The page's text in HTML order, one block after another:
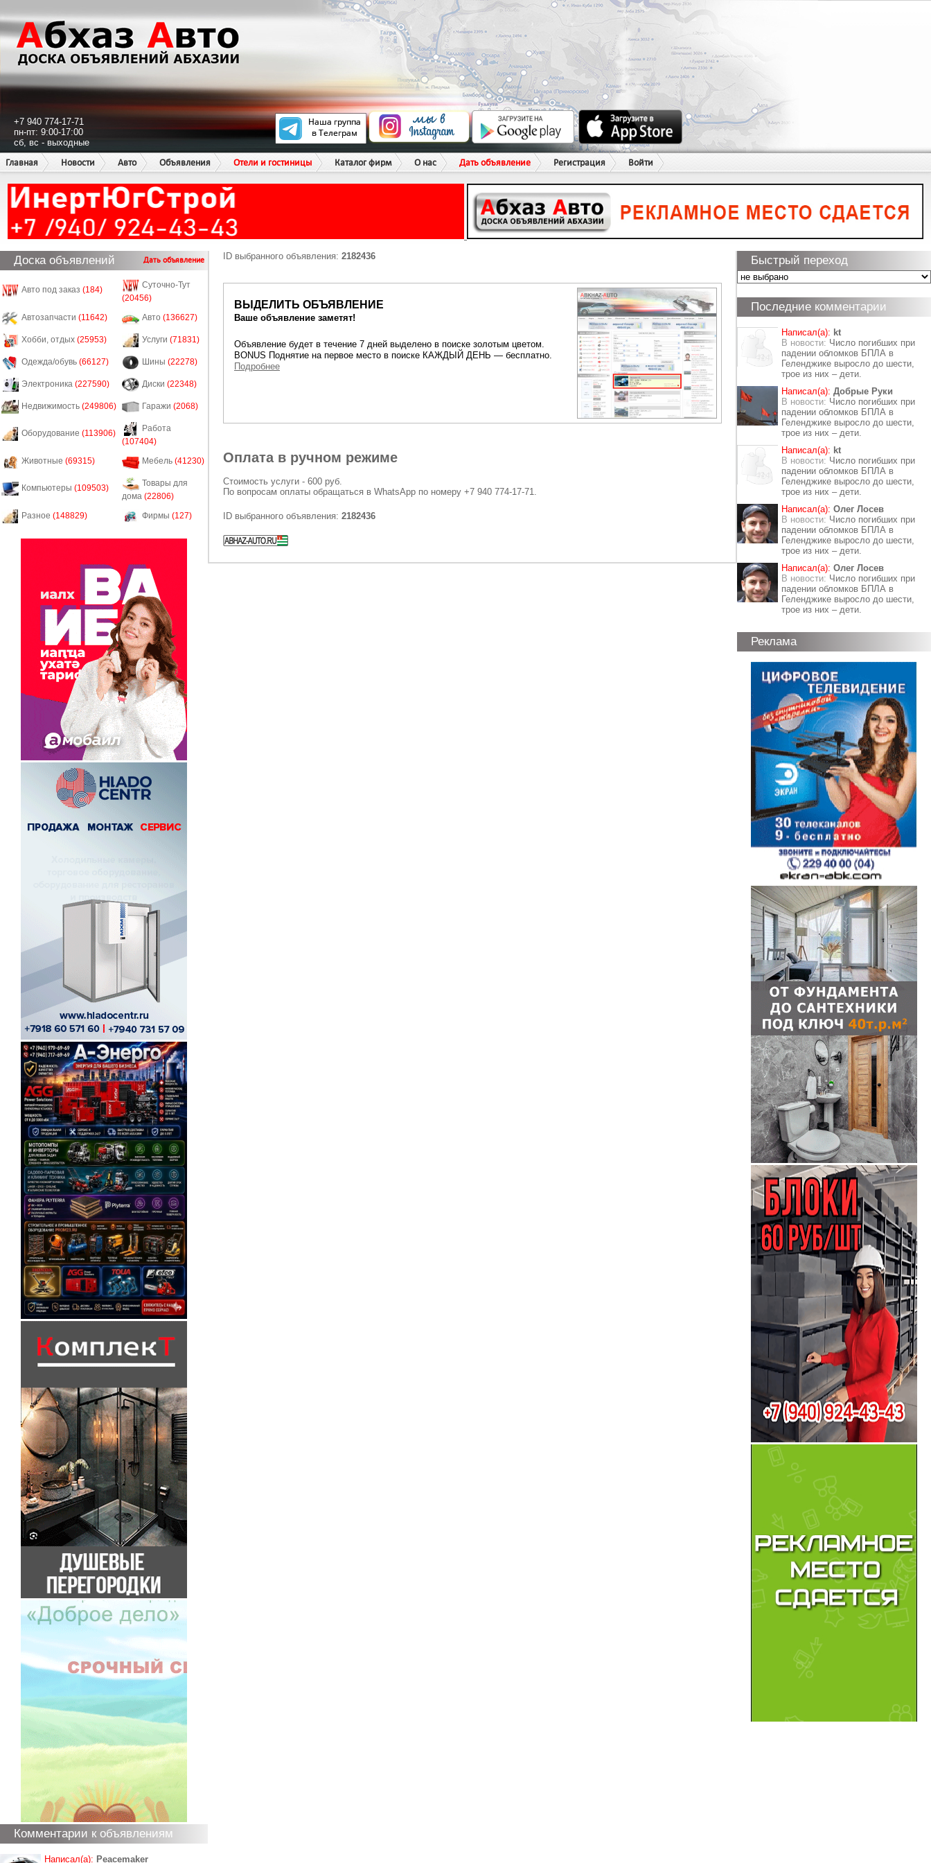
+7 940 774-17-71
пн-пт: 9:00-17:00
сб, вс - выходные
Главная
Новости Авто Объявления Отели и гостиницы Каталог фирм О нас Дать объявление Регистрация Войти
Доска объявлений Дать объявление
Авто под заказ (184)
Суточно-Тут
(20456)
Автозапчасти (11642) Авто (136627)
Хобби, отдых (25953) Услуги (71831)
Одежда/обувь (66127) Шины (22278)
Электроника (227590) Диски (22348)
Недвижимость (249806) Гаражи (2068)
Оборудование (113906)
Работа
(107404)
Животные (69315) Мебель (41230)
Компьютеры (109503)
Товары для
дома (22806)
Разное (148829) Фирмы (127)
Комментарии к объявлениям
Написал(а): Peacemaker
ID выбранного объявления: 2182436
ВЫДЕЛИТЬ ОБЪЯВЛЕНИЕ
Ваше объявление заметят!
Объявление будет в течение 7 дней выделено в поиске золотым цветом.
BONUS Поднятие на первое место в поиске КАЖДЫЙ ДЕНЬ — бесплатно.
Подробнее
Оплата в ручном режиме
Стоимость услуги - 600 руб.
По вопросам оплаты обращаться в WhatsApp по номеру +7 940 774-17-71.
ID выбранного объявления: 2182436
Быстрый переход
Последние комментарии
Написал(а): kt
В новости: Число погибших при
падении обломков БПЛА в
Геленджике выросло до шести,
трое из них – дети.
Написал(а): Добрые Руки
В новости: Число погибших при
падении обломков БПЛА в
Геленджике выросло до шести,
трое из них – дети.
Написал(а): kt
В новости: Число погибших при
падении обломков БПЛА в
Геленджике выросло до шести,
трое из них – дети.
Написал(а): Олег Лосев
В новости: Число погибших при
падении обломков БПЛА в
Геленджике выросло до шести,
трое из них – дети.
Написал(а): Олег Лосев
В новости: Число погибших при
падении обломков БПЛА в
Геленджике выросло до шести,
трое из них – дети.
Реклама